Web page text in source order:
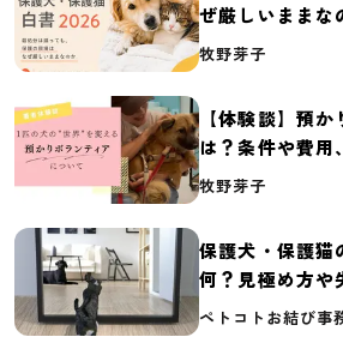
ぜ厳しいままな
体の実態調査【
牧野芽子
【体験談】預
は？条件や費用
介
牧野芽子
保護犬・保護猫
何？見極め方や
要なものを紹介
ペトコトお結び事